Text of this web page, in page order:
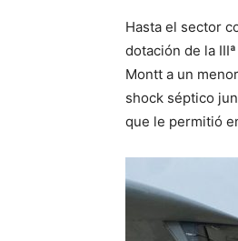
Hasta el sector
dotación de la
Montt a un
shock séptico
que le permitió